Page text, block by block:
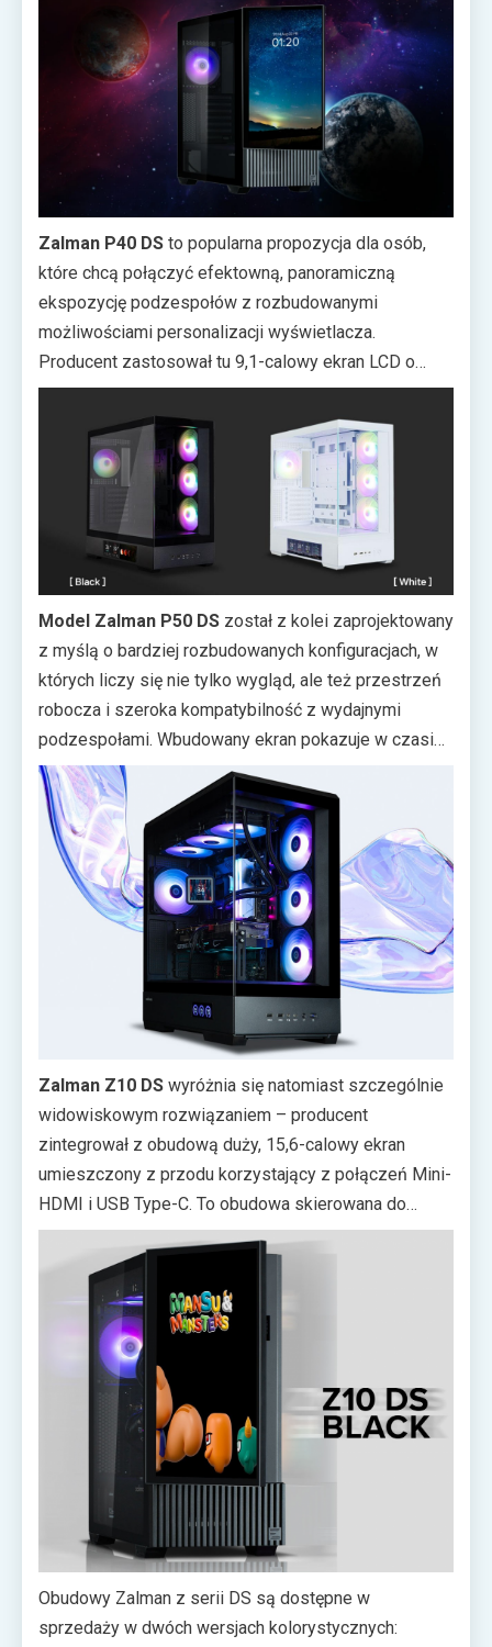
monitorować wybrane parametry pracy zestawu, takie
jak temperatury podzespołów. To praktyczne
rozwiązanie dla osób, które chcą mieć kluczowe
informacje zawsze w zasięgu wzroku.
Zalman P40 DS to popularna propozycja dla osób,
które chcą połączyć efektowną, panoramiczną
ekspozycję podzespołów z rozbudowanymi
możliwościami personalizacji wyświetlacza.
Producent zastosował tu 9,1-calowy ekran LCD o
rozdzielczości 1920 x 462, które pozwala korzystać
z widgetów monitorujących pracę podzespołów, a
także wgrywać własne zdjęcia i materiały wideo.
Konstrukcja stawia też na nowoczesną estetykę i
zapewnia porządek w prowadzeniu przewodów,
bowiem obsługuje płyty z ukrytymi złączami i oferuje
34 mm przestrzeni na kable, a do tego zapewnia
miejsce na nawet 10 wentylatorów.
Model Zalman P50 DS został z kolei zaprojektowany
z myślą o bardziej rozbudowanych konfiguracjach, w
których liczy się nie tylko wygląd, ale też przestrzeń
robocza i szeroka kompatybilność z wydajnymi
podzespołami. Wbudowany ekran pokazuje w czasie
rzeczywistym temperaturę CPU, temperaturę GPU
oraz czas, dzięki czemu użytkownik może stale
kontrolować podstawowe parametry pracy zestawu.
Jednocześnie obudowa oferuje miejsce dla kart
graficznych o długości do 435 mm, chłodzeń
procesora do 178 mm i zasilaczy do 225 mm, a
fabrycznie montowane cztery wentylatory ARGB oraz
wsparcie dla chłodnic 360 mm na górze i boku
podkreślają jej bezkompromisowy charakter.
Zalman Z10 DS wyróżnia się natomiast szczególnie
widowiskowym rozwiązaniem – producent
zintegrował z obudową duży, 15,6-calowy ekran
umieszczony z przodu korzystający z połączeń Mini-
HDMI i USB Type-C. To obudowa skierowana do
użytkowników, którzy chcą, by wyświetlacz był nie
tylko dodatkiem diagnostycznym, ale także mocnym
elementem wizualnym całego zestawu. Oprócz tego
Z10 DS wspiera montaż nawet 11 wentylatorów,
obsługuje chłodnice do 360 mm z przodu i na górze, a
także oferuje 7 standardowych slotów PCI i 3 sloty do
montażu pionowego GPU.
Obudowy Zalman z serii DS są dostępne w
sprzedaży w dwóch wersjach kolorystycznych: